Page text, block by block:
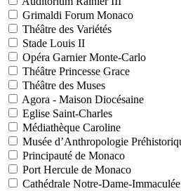
Grimaldi Forum Monaco
Théâtre des Variétés
Stade Louis II
Opéra Garnier Monte-Carlo
Théâtre Princesse Grace
Théâtre des Muses
Agora - Maison Diocésaine
Eglise Saint-Charles
Médiathèque Caroline
Musée d’Anthropologie
Principauté de Monaco
Port Hercule de Monaco
Cathédrale Notre-Dame-